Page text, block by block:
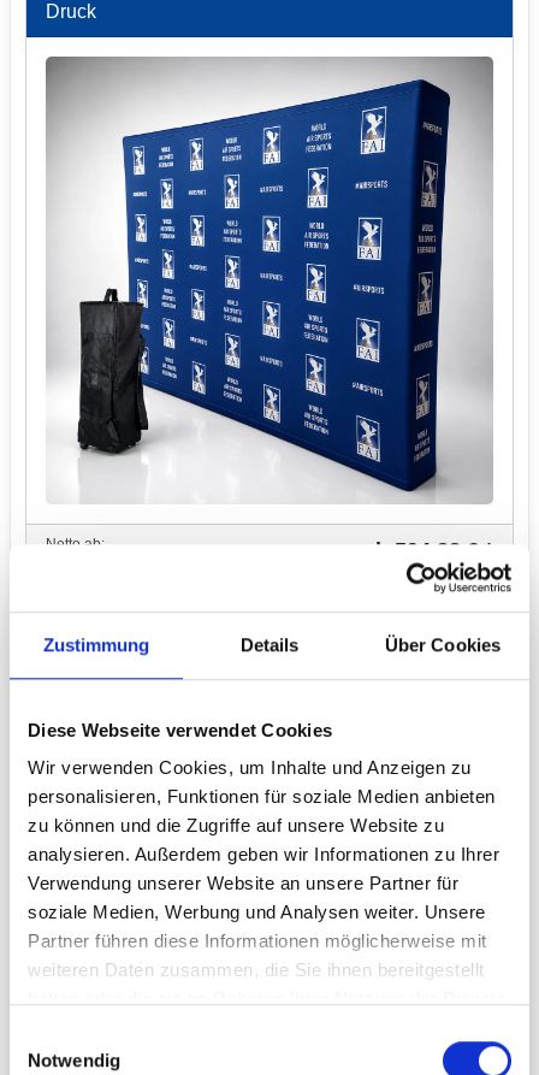
Zustimmung Details Über Cookies
Diese Webseite verwendet Cookies
Wir verwenden Cookies, um Inhalte und Anzeigen zu
personalisieren, Funktionen für soziale Medien anbieten
zu können und die Zugriffe auf unsere Website zu
analysieren. Außerdem geben wir Informationen zu Ihrer
Verwendung unserer Website an unsere Partner für
soziale Medien, Werbung und Analysen weiter. Unsere
Partner führen diese Informationen möglicherweise mit
weiteren Daten zusammen, die Sie ihnen bereitgestellt
Notwendig
Druck
Netto ab:
ab 594,88 € *
Faltdisplay Economy Textile 4x3 R inkl. Druck